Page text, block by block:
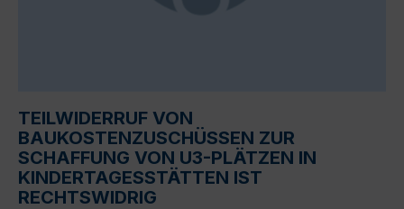
TEILWIDERRUF VON
BAUKOSTENZUSCHÜSSEN ZUR
SCHAFFUNG VON U3-PLÄTZEN IN
KINDERTAGESSTÄTTEN IST
RECHTSWIDRIG